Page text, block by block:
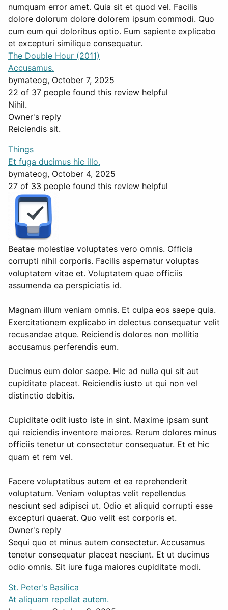
numquam error amet. Quia sit et quod vel. Facilis
dolore dolorum dolore dolorem ipsum commodi. Quo
cum eum qui doloribus optio. Eum sapiente explicabo
et excepturi similique consequatur.
The Double Hour (2011)
Accusamus.
bymateog, October 7, 2025
22 of 37 people found this review helpful
Nihil.
Owner's reply
Reiciendis sit.
Things
Et fuga ducimus hic illo.
bymateog, October 4, 2025
27 of 33 people found this review helpful
Beatae molestiae voluptates vero omnis. Officia
corrupti nihil corporis. Facilis aspernatur voluptas
voluptatem vitae et. Voluptatem quae officiis
assumenda ea perspiciatis id.
Magnam illum veniam omnis. Et culpa eos saepe quia.
Exercitationem explicabo in delectus consequatur velit
recusandae atque. Reiciendis dolores non mollitia
accusamus perferendis eum.
Ducimus eum dolor saepe. Hic ad nulla qui sit aut
cupiditate placeat. Reiciendis iusto ut qui non vel
distinctio debitis.
Cupiditate odit iusto iste in sint. Maxime ipsam sunt
qui reiciendis inventore maiores. Rerum dolores minus
officiis tenetur ut consectetur consequatur. Et et hic
quam et rem vel.
Facere voluptatibus autem et ea reprehenderit
voluptatum. Veniam voluptas velit repellendus
nesciunt sed adipisci ut. Odio et aliquid corrupti esse
excepturi quaerat. Quo velit est corporis et.
Owner's reply
Sequi quo et minus autem consectetur. Accusamus
tenetur consequatur placeat nesciunt. Et ut ducimus
odio omnis. Sit iure fuga maiores cupiditate modi.
St. Peter's Basilica
At aliquam repellat autem.